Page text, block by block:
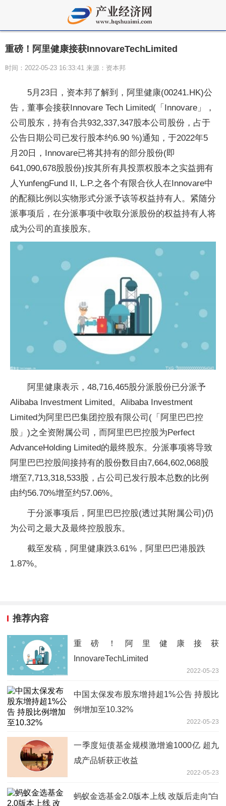
重磅！阿里健康接获InnovareTechLimited
时间：2022-05-23 16:33:41 来源：资本邦
5月23日，资本邦了解到，阿里健康(00241.HK)公
告，董事会接获Innovare Tech Limited(「Innovare」，
公司股东，持有合共932,337,347股本公司股份，占于
公告日期公司已发行股本约6.90 %)通知，于2022年5
月20日，Innovare已将其持有的部分股份(即
641,090,678股股份)按其所有具投票权股本之实益拥有
人YunfengFund II, L.P.之各个有限合伙人在Innovare中
的配额比例以实物形式分派予该等权益持有人。紧随分
派事项后，在分派事项中收取分派股份的权益持有人将
成为公司的直接股东。
阿里健康表示，48,716,465股分派股份已分派予
Alibaba Investment Limited。Alibaba Investment
Limited为阿里巴巴集团控股有限公司(「阿里巴巴控
股」)之全资附属公司，而阿里巴巴控股为Perfect
AdvanceHolding Limited的最终股东。分派事项将导致
阿里巴巴控股间接持有的股份数目由7,664,602,068股
增至7,713,318,533股，占公司已发行股本总数的比例
由约56.70%增至约57.06%。
于分派事项后，阿里巴巴控股(透过其附属公司)仍
为公司之最大及最终控股股东。
截至发稿，阿里健康跌3.61%，阿里巴巴港股跌
1.87%。
推荐内容
重磅！阿里健康接获
InnovareTechLimited
2022-05-23
中国太保发布股东增持超1%公告 持股比
例增加至10.32%
2022-05-23
一季度短债基金规模激增逾1000亿 超九
成产品斩获正收益
2022-05-23
蚂蚁金选基金2.0版本上线 改版后走向“白